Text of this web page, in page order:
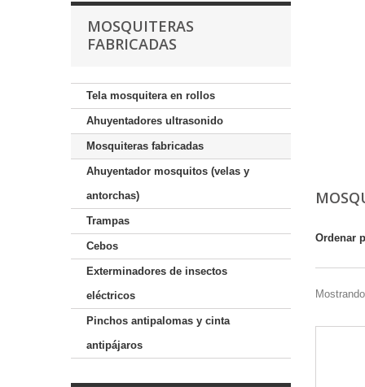
MOSQUITERAS
FABRICADAS
Tela mosquitera en rollos
Ahuyentadores ultrasonido
Mosquiteras fabricadas
Ahuyentador mosquitos (velas y
antorchas)
Trampas
Cebos
Exterminadores de insectos
eléctricos
Pinchos antipalomas y cinta
antipájaros
Ordenar